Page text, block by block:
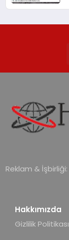
Reklam & İşbirliği:
Hakkımızda
Gizlilik Politikası